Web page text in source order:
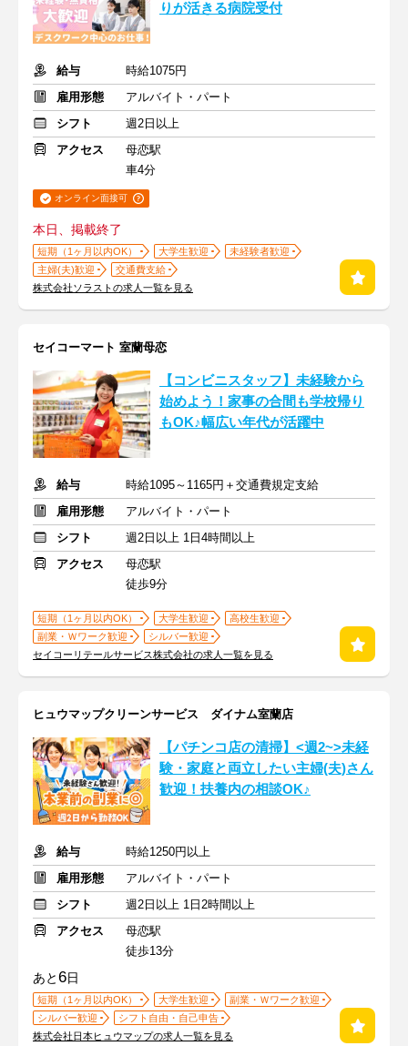
りが活きる病院受付
給与
時給1075円
雇用形態
アルバイト・パート
シフト
週2日以上
アクセス
母恋駅
車4分
オンライン面接可
本日、掲載終了
短期（1ヶ月以内OK） 大学生歓迎
未経験者歓迎
主婦(夫)歓迎
交通費支給
株式会社ソラストの求人一覧を見る
セイコーマート 室蘭母恋
【コンビニスタッフ】未経験から
始めよう！家事の合間も学校帰り
もOK♪幅広い年代が活躍中
給与
時給1095～1165円＋交通費規定支給
雇用形態
アルバイト・パート
シフト
週2日以上 1日4時間以上
アクセス
母恋駅
徒歩9分
短期（1ヶ月以内OK） 大学生歓迎
高校生歓迎
副業・Ｗワーク歓迎
シルバー歓迎
セイコーリテールサービス株式会社の求人一覧を見る
ヒュウマップクリーンサービス ダイナム室蘭店
【パチンコ店の清掃】<週2~>未経
験・家庭と両立したい主婦(夫)さん
歓迎！扶養内の相談OK♪
給与
時給1250円以上
雇用形態
アルバイト・パート
シフト
週2日以上 1日2時間以上
アクセス
母恋駅
徒歩13分
あと6日
短期（1ヶ月以内OK） 大学生歓迎
副業・Ｗワーク歓迎
シルバー歓迎
シフト自由・自己申告
株式会社日本ヒュウマップの求人一覧を見る